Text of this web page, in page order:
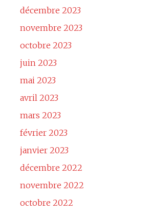
décembre 2023
novembre 2023
octobre 2023
juin 2023
mai 2023
avril 2023
mars 2023
février 2023
janvier 2023
décembre 2022
novembre 2022
octobre 2022